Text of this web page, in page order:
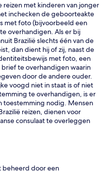
met kinderen van jonger
inchecken de geboorteakte
met foto (bijvoorbeeld een
overhandigen. Als er bij
Brazilië slechts één van de
dan dient hij of zij, naast de
met foto, een
te overhandigen waarin
door de andere ouder.
voogd niet in staat is of niet
te overhandigen, is er
toestemming nodig. Mensen
reizen, dienen voor
consulaat te overleggen
beheerd door een